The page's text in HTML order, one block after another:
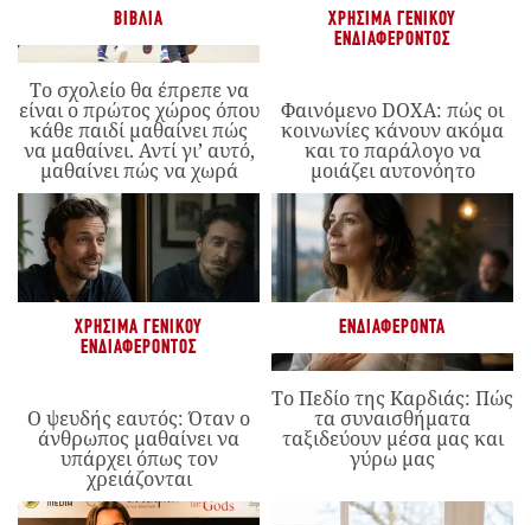
ΒΙΒΛΊΑ
Το σχολείο θα έπρεπε να
είναι ο πρώτος χώρος όπου
κάθε παιδί μαθαίνει πώς
να μαθαίνει. Αντί γι’ αυτό,
μαθαίνει πώς να χωρά
ΧΡΉΣΙΜΑ ΓΕΝΙΚΟΎ
ΕΝΔΙΑΦΈΡΟΝΤΟΣ
Φαινόμενο DOXA: πώς οι
κοινωνίες κάνουν ακόμα
και το παράλογο να
μοιάζει αυτονόητο
ΧΡΉΣΙΜΑ ΓΕΝΙΚΟΎ
ΕΝΔΙΑΦΈΡΟΝΤΟΣ
Ο ψευδής εαυτός: Όταν ο
άνθρωπος μαθαίνει να
υπάρχει όπως τον
χρειάζονται
ΕΝΔΙΑΦΈΡΟΝΤΑ
Το Πεδίο της Καρδιάς: Πώς
τα συναισθήματα
ταξιδεύουν μέσα μας και
γύρω μας